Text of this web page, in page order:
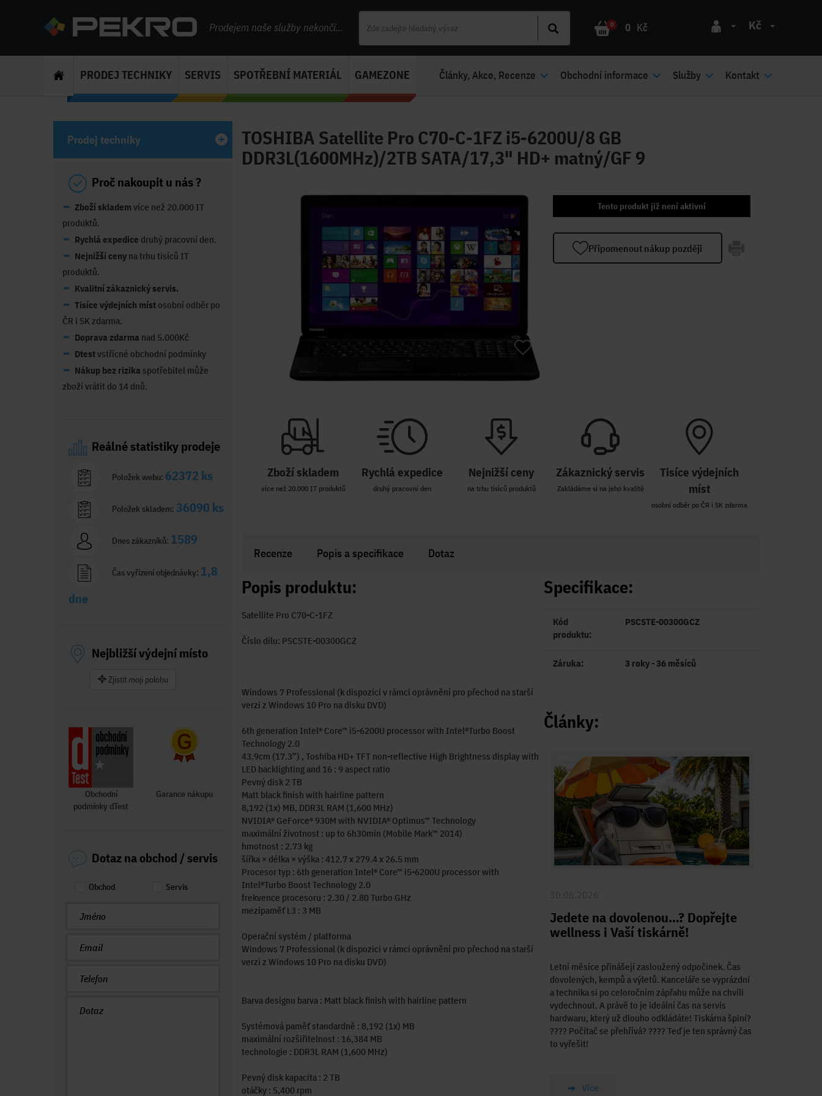
Prodejem naše služby nekončí... 0 0 Kč Kč
PRODEJ TECHNIKY SERVIS SPOTŘEBNÍ MATERIÁL GAMEZONE Články, Akce, Recenze Obchodní informace Služby Kontakt
TOSHIBA Satellite Pro C70-C-1FZ i5-6200U/8 GB
DDR3L(1600MHz)/2TB SATA/17,3" HD+ matný/GF 9
Tento produkt již není aktivní
Připomenout nákup později
Zboží skladem
více než 20.000 IT produktů
Rychlá expedice
druhý pracovní den
Nejnižší ceny
na trhu tisíců produktů
Zákaznický servis
Zakládáme si na jeho kvalitě
Tisíce výdejních
míst
osobní odběr po ČR i SK zdarma
Recenze Popis a specifikace Dotaz
Popis produktu:
Satellite Pro C70-C-1FZ
Číslo dílu: PSCSTE-00300GCZ
Windows 7 Professional (k dispozici v rámci oprávnění pro přechod na starší
verzi z Windows 10 Pro na disku DVD)
6th generation Intel® Core™ i5-6200U processor with Intel®Turbo Boost
Technology 2.0
43.9cm (17.3”) , Toshiba HD+ TFT non-reflective High Brightness display with
LED backlighting and 16 : 9 aspect ratio
Pevný disk 2 TB
Matt black finish with hairline pattern
8,192 (1x) MB, DDR3L RAM (1,600 MHz)
NVIDIA® GeForce® 930M with NVIDIA® Optimus™ Technology
maximální životnost : up to 6h30min (Mobile Mark™ 2014)
hmotnost : 2.73 kg
šířka × délka × výška : 412.7 x 279.4 x 26.5 mm
Procesor typ : 6th generation Intel® Core™ i5-6200U processor with
Intel®Turbo Boost Technology 2.0
frekvence procesoru : 2.30 / 2.80 Turbo GHz
mezipaměť L3 : 3 MB
Operační systém / platforma
Windows 7 Professional (k dispozici v rámci oprávnění pro přechod na starší
verzi z Windows 10 Pro na disku DVD)
Barva designu barva : Matt black finish with hairline pattern
Systémová paměť standardně : 8,192 (1x) MB
maximální rozšiřitelnost : 16,384 MB
technologie : DDR3L RAM (1,600 MHz)
Pevný disk kapacita : 2 TB
otáčky : 5,400 rpm
Specifikace:
Kód
produktu:
PSCSTE-00300GCZ
Záruka: 3 roky - 36 měsíců
Články:
Jedete na dovolenou…? Dopřejte
wellness i Vaší tiskárně!
Letní měsíce přinášejí zasloužený odpočinek. Čas
dovolených, kempů a výletů. Kanceláře se vyprázdní
a technika si po celoročním zápřahu může na chvíli
vydechnout. A právě to je ideální čas na servis
hardwaru, který už dlouho odkládáte! Tiskárna špiní?
????️ Počítač se přehřívá? ???? Teď je ten správný čas
to vyřešit!
Více
Prodej techniky
Proč nakoupit u nás ?
Zboží skladem více než 20.000 IT
produktů.
Rychlá expedice druhý pracovní den.
Nejnižší ceny na trhu tisíců IT
produktů.
Kvalitní zákaznický servis.
Tisíce výdejních míst osobní odběr po
ČR i SK zdarma.
Doprava zdarma nad 5.000Kč
Dtestvstřícné obchodní podmínky
Nákup bez rizika spotřebitel může
zboží vrátit do 14 dnů.
Reálné statistiky prodeje
Položek webu: 62372 ks
Položek skladem: 36090 ks
Dnes zákazníků: 1589
Čas vyřízení objednávky: 1,8
dne
Nejbližší výdejní místo
Zjistit moji polohu
Obchodní
podmínky dTest
Garance nákupu
Dotaz na obchod / servis
Obchod Servis